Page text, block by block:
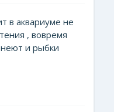
в аквариуме не
, вовремя
и рыбки